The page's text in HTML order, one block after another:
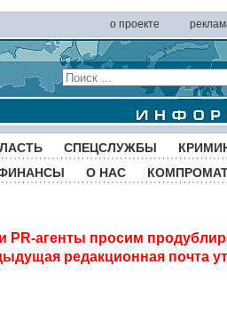
о проекте
СПЕЦСЛУЖБЫ
О НАС
агенты просим
редакционная почта